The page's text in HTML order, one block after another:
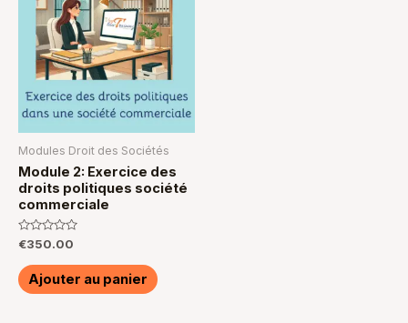
Modules Droit des Sociétés
Module 2: Exercice des
droits politiques société
commerciale
Note
0
sur
5
€350.00
Ajouter au panier